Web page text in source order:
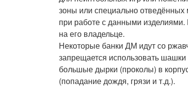
зоны или специально отведённых
при работе с данными изделиями.
на его владельце.
Некоторые банки ДМ идут со
запрещается использовать
большые дырки (проколы) в
(попадание дождя, грязи и т.д.).